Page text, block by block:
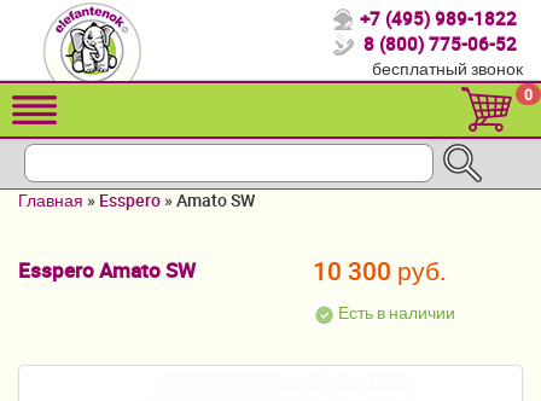
Спасибо, что выбрали нас!
Распродажа!
Детские коляски
Кровати для детей от 2-3 лет
Детский транспорт
+7 (495) 989-1822
8 (800) 775-06-52
бесплатный звонок
0
Главная » Esspero »Amato SW
Esspero Amato SW 10 300 руб.
Есть в наличии